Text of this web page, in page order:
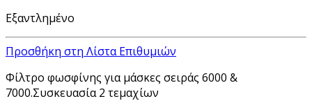
Εξαντλημένο
Προσθήκη στη Λίστα Επιθυμιών
Φίλτρο φωσφίνης για μάσκες σειράς 6000 &
7000.Συσκευασία 2 τεμαχίων